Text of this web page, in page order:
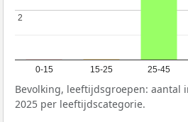
0-15 15-25 25-45
2
2
Bevolking, leeftijdsgroepen: aantal
2025 per leeftijdscategorie.